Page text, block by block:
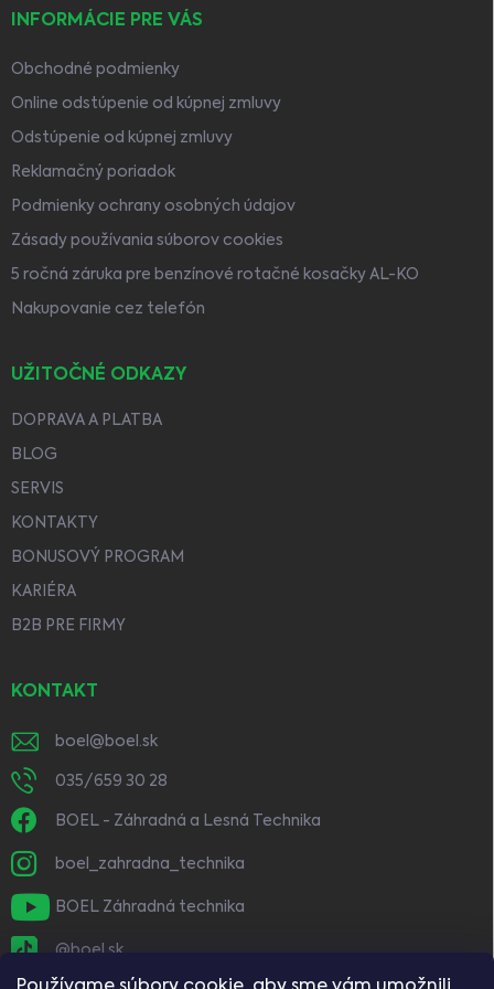
INFORMÁCIE PRE VÁS
Obchodné podmienky
Online odstúpenie od kúpnej zmluvy
Odstúpenie od kúpnej zmluvy
Reklamačný poriadok
Podmienky ochrany osobných údajov
Zásady používania súborov cookies
5 ročná záruka pre benzínové rotačné kosačky AL-KO
Nakupovanie cez telefón
UŽITOČNÉ ODKAZY
DOPRAVA A PLATBA
BLOG
SERVIS
KONTAKTY
BONUSOVÝ PROGRAM
KARIÉRA
B2B PRE FIRMY
KONTAKT
boel @ boel.sk
035/659 30 28
BOEL - Záhradná a Lesná Technika
boel_zahradna_technika
BOEL Záhradná technika
@boel.sk